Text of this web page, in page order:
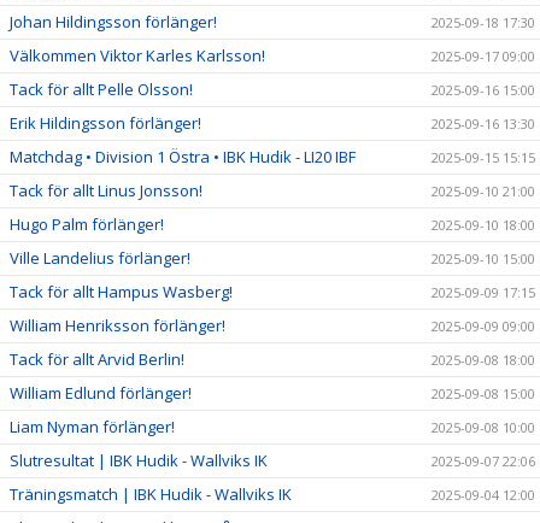
Johan Hildingsson förlänger! 2025-09-18 17:30
Välkommen Viktor Karles Karlsson! 2025-09-17 09:00
Tack för allt Pelle Olsson! 2025-09-16 15:00
Erik Hildingsson förlänger! 2025-09-16 13:30
Matchdag • Division 1 Östra • IBK Hudik - LI20 IBF 2025-09-15 15:15
Tack för allt Linus Jonsson! 2025-09-10 21:00
Hugo Palm förlänger! 2025-09-10 18:00
Ville Landelius förlänger! 2025-09-10 15:00
Tack för allt Hampus Wasberg! 2025-09-09 17:15
William Henriksson förlänger! 2025-09-09 09:00
Tack för allt Arvid Berlin! 2025-09-08 18:00
William Edlund förlänger! 2025-09-08 15:00
Liam Nyman förlänger! 2025-09-08 10:00
Slutresultat | IBK Hudik - Wallviks IK 2025-09-07 22:06
Träningsmatch | IBK Hudik - Wallviks IK 2025-09-04 12:00